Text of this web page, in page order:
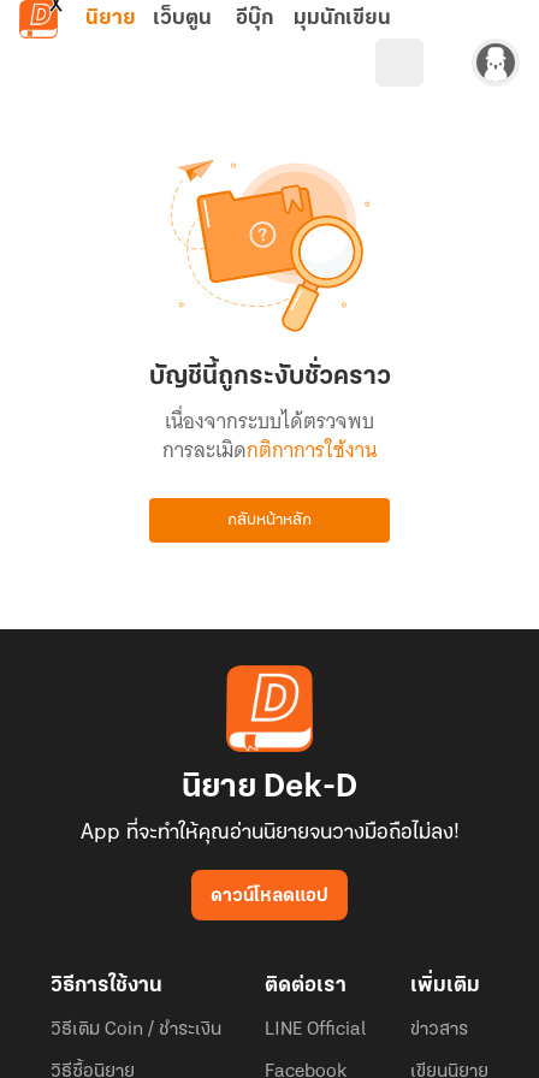
ข้ามไปยังเนื้อหาหลัก
นิยาย เว็บตูน อีบุ๊ก มุมนักเขียน
บัญชีนี้ถูกระงับชั่วคราว
เนื่องจากระบบได้ตรวจพบ
การละเมิดกติกาการใช้งาน
กลับหน้าหลัก
นิยาย Dek-D
App ที่จะทำให้คุณอ่านนิยายจนวางมือถือไม่ลง!
ดาวน์โหลดแอป
วิธีการใช้งาน
วิธีเติม Coin / ชำระเงิน
วิธีซื้อนิยาย
ติดต่อเรา
LINE Official
Facebook
เพิ่มเติม
ข่าวสาร
เขียนนิยาย